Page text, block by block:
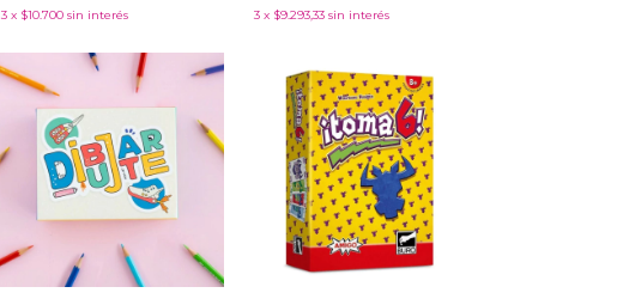
3 x $10.700 sin interés
3 x $9.293,33 sin interés